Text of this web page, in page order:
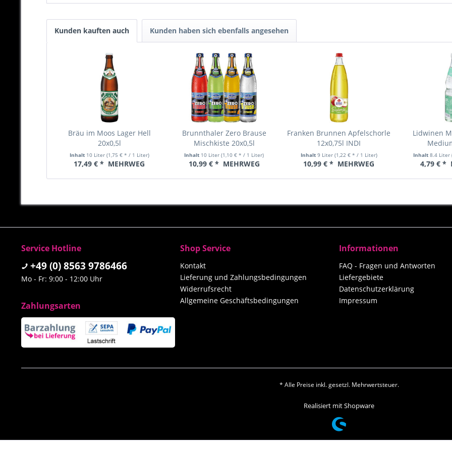
Kunden kauften auch Kunden haben sich ebenfalls angesehen
Bräu im Moos Lager Hell
20x0,5l
Inhalt 10 Liter (1,75 € * / 1 Liter)
17,49 € * MEHRWEG
Brunnthaler Zero Brause
Mischkiste 20x0,5l
Inhalt 10 Liter(1,10 € * / 1 Liter)
10,99 € * MEHRWEG
Franken Brunnen Apfelschorle
12x0,75l INDI
Inhalt 9 Liter (1,22 € * / 1 Liter)
10,99 € * MEHRWEG
Lidwinen
Inhalt8.4 Liter
4,79 € *
Service Hotline
+49 (0) 8563 9786466
Mo - Fr: 9:00 - 12:00 Uhr
Zahlungsarten
Shop Service
Kontakt
Lieferung und Zahlungsbedingungen
Widerrufsrecht
Allgemeine Geschäftsbedingungen
Informationen
FAQ - Fragen und Antworten
Liefergebiete
Datenschutzerklärung
Impressum
* Alle Preise inkl. gesetzl. Mehrwertsteuer.
Realisiert mit Shopware